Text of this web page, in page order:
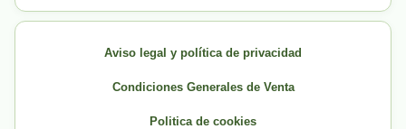
Aviso legal y política de privacidad
Condiciones Generales de Venta
Politica de cookies